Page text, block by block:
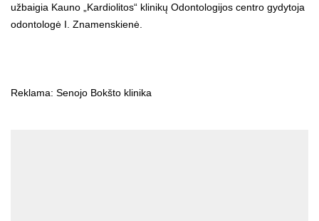
užbaigia Kauno „Kardiolitos“ klinikų Odontologijos centro gydytoja
odontologė I. Znamenskienė.
Reklama: Senojo Bokšto klinika